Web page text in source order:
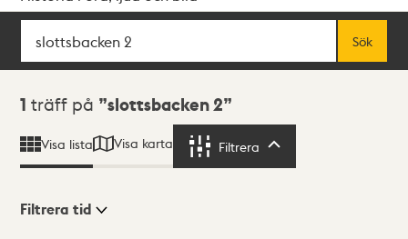
Sök
Sök
Sökresultat
1 träff på slottsbacken 2
Visa lista Visa karta Filtrera
Filtrera tid